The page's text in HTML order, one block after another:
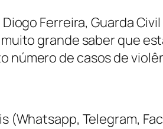
Ferreira, Guarda
grande saber que
número de casos de
(Whatsapp, Telegram,